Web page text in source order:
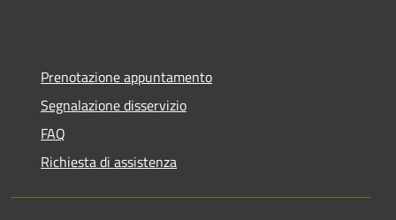
Prenotazione appuntamento
Segnalazione disservizio
FAQ
Richiesta di assistenza